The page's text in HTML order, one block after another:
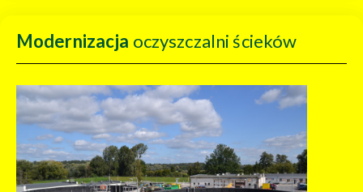
Modernizacja oczyszczalni ścieków